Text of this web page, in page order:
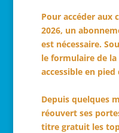
Pour accéder aux
2026, un
est nécessaire.
le formulaire de
accessible en pied
Depuis quelques
réouvert ses
titre gratuit les